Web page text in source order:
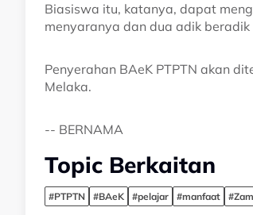
Biasiswa itu, katanya, dapat
menyaranya dan dua adik beradik
Penyerahan BAeK PTPTN akan
Melaka.
-- BERNAMA
Topic Berkaitan
#PTPTN #BAeK #pelajar #manfaat